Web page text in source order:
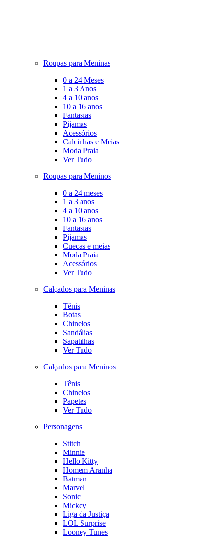
Roupas para Meninas
0 a 24 Meses
1 a 3 Anos
4 a 10 anos
10 a 16 anos
Fantasias
Pijamas
Acessórios
Calcinhas e Meias
Moda Praia
Ver Tudo
Roupas para Meninos
0 a 24 meses
1 a 3 anos
4 a 10 anos
10 a 16 anos
Fantasias
Pijamas
Cuecas e meias
Moda Praia
Acessórios
Ver Tudo
Calçados para Meninas
Tênis
Botas
Chinelos
Sandálias
Sapatilhas
Ver Tudo
Calçados para Meninos
Tênis
Chinelos
Papetes
Ver Tudo
Personagens
Stitch
Minnie
Hello Kitty
Homem Aranha
Batman
Marvel
Sonic
Mickey
Liga da Justiça
LOL Surprise
Looney Tunes